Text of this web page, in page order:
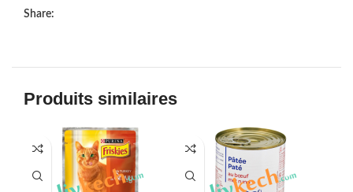
Share:
Produits similaires